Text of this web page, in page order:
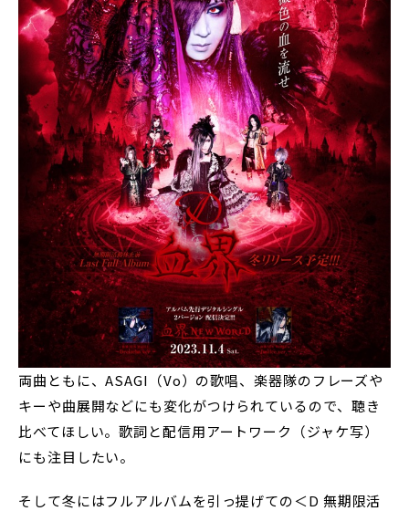
両曲ともに、ASAGI（Vo）の歌唱、楽器隊のフレーズや
キーや曲展開などにも変化がつけられているので、聴き
比べてほしい。歌詞と配信用アートワーク（ジャケ写）
にも注目したい。
そして冬にはフルアルバムを引っ提げての＜D 無期限活